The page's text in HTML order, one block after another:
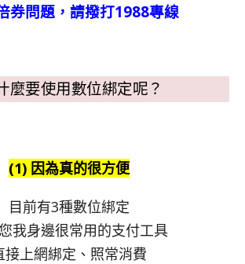
券問題，請撥打1988專線
麼要使用數位綁定呢？
(1) 因為真的很方便
目前有3種數位綁定
我身邊很常用的支付工具
接上網綁定、照常消費